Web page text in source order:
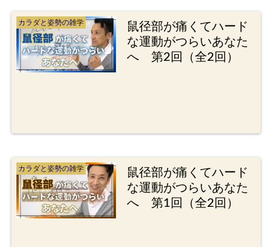
カラダと姿勢の雑学
鼠径部が痛くてハード
な運動がつらいあなた
へ 第2回（全2回）
カラダと姿勢の雑学
鼠径部が痛くてハード
な運動がつらいあなた
へ 第1回（全2回）